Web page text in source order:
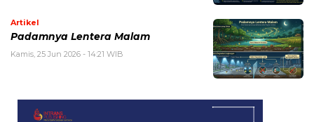
Artikel
Padamnya Lentera Malam
Kamis, 25 Jun 2026 - 14:21 WIB